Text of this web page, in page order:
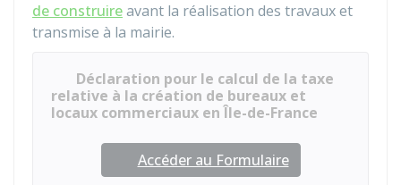
de construireavant la réalisation des travaux et
transmise à la mairie.
Déclaration pour le calcul de la taxe
relative à la création de bureaux et
locaux commerciaux en Île-de-France
Accéder au Formulaire